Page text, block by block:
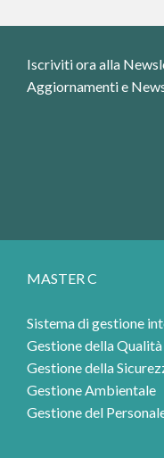
Iscriviti ora alla
Aggiornamenti e
MASTER C
Sistema di gestione
Gestione della Qualità
Gestione della
Gestione Ambientale
Gestione del